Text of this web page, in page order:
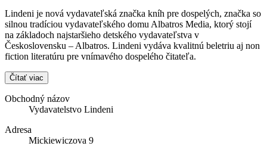
Lindeni je nová vydavateľská značka kníh pre dospelých, značka so
silnou tradíciou vydavateľského domu Albatros Media, ktorý stojí
na základoch najstaršieho detského vydavateľstva v
Československu – Albatros. Lindeni vydáva kvalitnú beletriu aj non
fiction literatúru pre vnímavého dospelého čitateľa.
Čítať viac
Obchodný názov
Vydavatelstvo Lindeni
Adresa
Mickiewiczova 9